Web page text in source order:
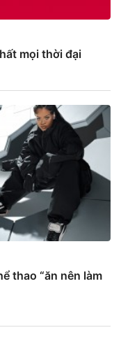
mọi thời đại
thao “ăn nên làm